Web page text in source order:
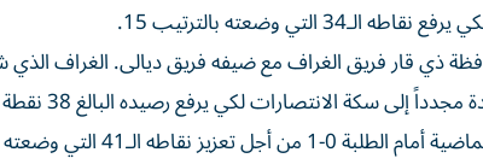
ذي قار فريق الغراف مع ضيفه فريق ديالى. الغراف
الـ41 التي وضعته بالترتيب 11.